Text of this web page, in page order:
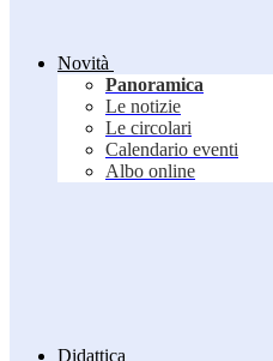
Novità
Panoramica
Le notizie
Le circolari
Calendario eventi
Albo online
Didattica